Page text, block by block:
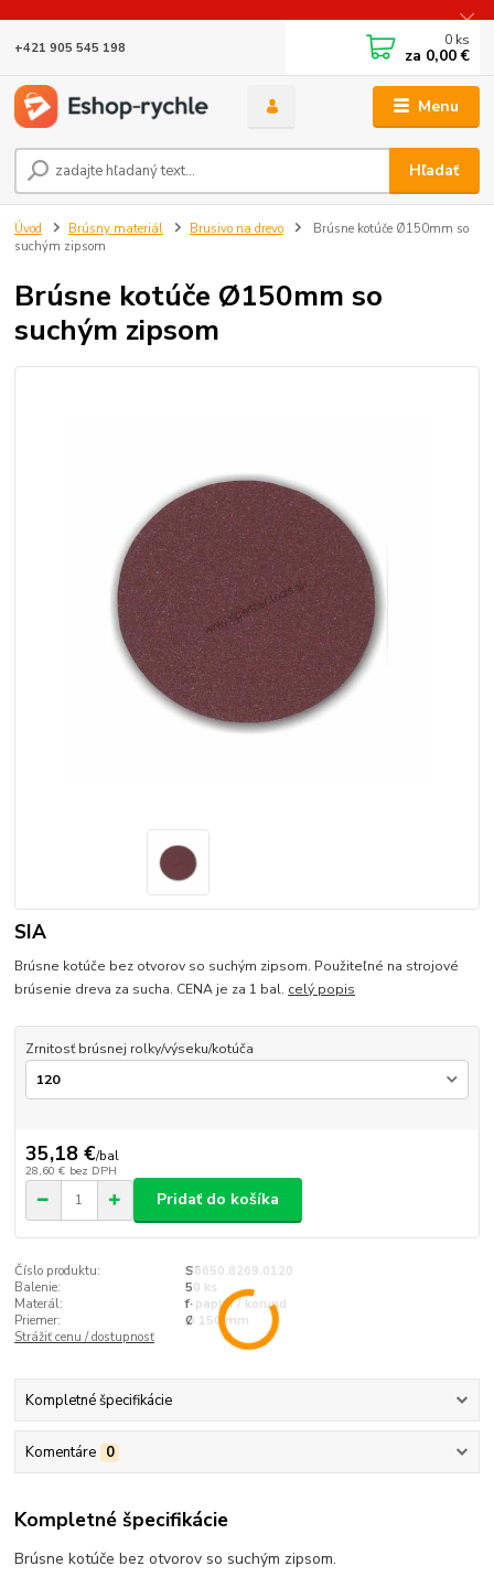
Menu
Hľadať
+421 905 545 198 0 ks
za 0,00 €
Úvod Brúsny materiál Brusivo na drevo
Brúsne kotúče Ø150mm so
suchým zipsom
Brúsne kotúče Ø150mm so
suchým zipsom
SIA
Brúsne kotúče bez otvorov so suchým zipsom. Použiteľné na strojové
brúsenie dreva za sucha. CENA je za 1 bal. celý popis
Zrnitosť brúsnej rolky/výseku/kotúča
35,18 €/bal
28,60 € bez DPH
Pridať do košíka
Číslo produktu:
S6650.8269.0120
Balenie:
50 ks
Materál:
f-papier / korund
Priemer:
Ø 150 mm
Strážiť cenu / dostupnosť
Kompletné špecifikácie
Komentáre 0
Kompletné špecifikácie
Brúsne kotúče bez otvorov so suchým zipsom.